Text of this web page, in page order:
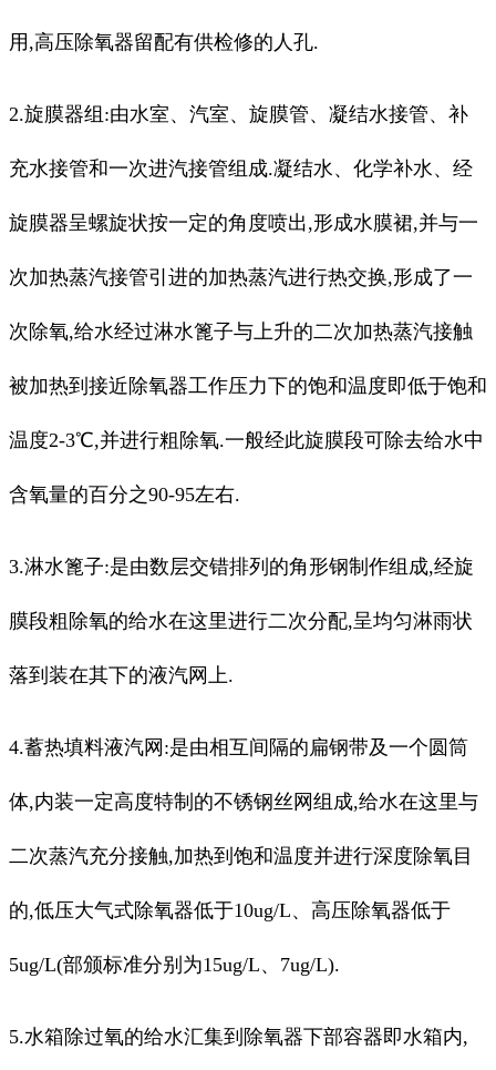
用,高压除氧器留配有供检修的人孔.
2.旋膜器组:由水室、汽室、旋膜管、凝结水接管、补
充水接管和一次进汽接管组成.凝结水、化学补水、经
旋膜器呈螺旋状按一定的角度喷出,形成水膜裙,并与一
次加热蒸汽接管引进的加热蒸汽进行热交换,形成了一
次除氧,给水经过淋水篦子与上升的二次加热蒸汽接触
被加热到接近除氧器工作压力下的饱和温度即低于饱和
温度2-3℃,并进行粗除氧.一般经此旋膜段可除去给水中
含氧量的百分之90-95左右.
3.淋水篦子:是由数层交错排列的角形钢制作组成,经旋
膜段粗除氧的给水在这里进行二次分配,呈均匀淋雨状
落到装在其下的液汽网上.
4.蓄热填料液汽网:是由相互间隔的扁钢带及一个圆筒
体,内装一定高度特制的不锈钢丝网组成,给水在这里与
二次蒸汽充分接触,加热到饱和温度并进行深度除氧目
的,低压大气式除氧器低于10ug/L、高压除氧器低于
5ug/L(部颁标准分别为15ug/L、7ug/L).
5.水箱除过氧的给水汇集到除氧器下部容器即水箱内,